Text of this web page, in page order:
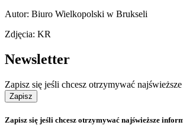
Autor: Biuro Wielkopolski w Brukseli
Zdjęcia: KR
Newsletter
Zapisz się jeśli chcesz otrzymywać
Zapisz
Zapisz się jeśli chcesz otrzymywać najświeższe